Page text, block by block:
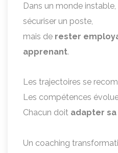
Dans un monde instable,
sécuriser un poste,
mais de rester
apprenant.
Les trajectoires se
Les compétences
Chacun doit adapter sa
Un coaching